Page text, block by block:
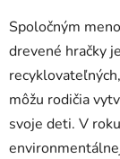
Spoločným
drevené hračky
môžu rodičia
svoje deti. V